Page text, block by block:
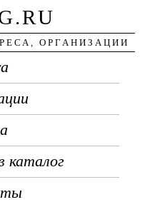
ОРГАНИЗАЦИИ
каталог